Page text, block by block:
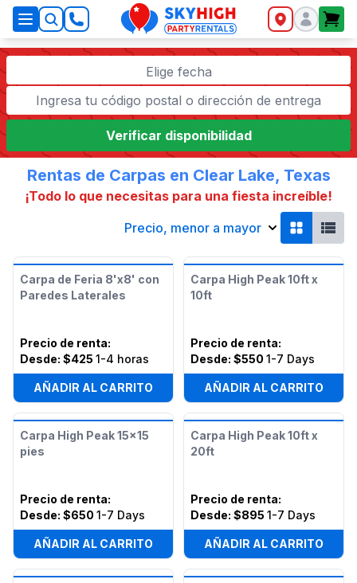
SkyHigh Logo
Elige fecha
Verificar disponibilidad
Rentas de Carpas en Clear Lake, Texas
¡Todo lo que necesitas para una fiesta increíble!
Precio, menor a mayor
Carpa de Feria 8'x8' con
Paredes Laterales
Precio de renta:
Desde: $425 1-4 horas
AÑADIR AL CARRITO
Carpa High Peak 10ft x
10ft
Precio de renta:
Desde: $550 1-7 Days
AÑADIR AL CARRITO
Carpa High Peak 15x15
pies
Precio de renta:
Desde: $650 1-7 Days
AÑADIR AL CARRITO
Carpa High Peak 10ft x
20ft
Precio de renta:
Desde: $895 1-7 Days
AÑADIR AL CARRITO